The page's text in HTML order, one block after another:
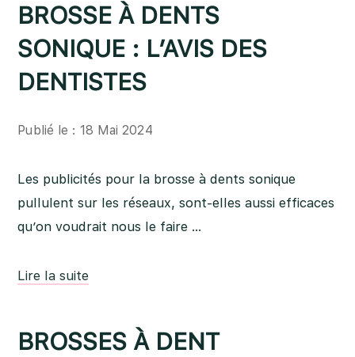
BROSSE À DENTS
SONIQUE : L’AVIS DES
DENTISTES
Publié le : 18 Mai 2024
Les publicités pour la brosse à dents sonique
pullulent sur les réseaux, sont-elles aussi efficaces
qu’on voudrait nous le faire …
Lire la suite
BROSSES À DENT